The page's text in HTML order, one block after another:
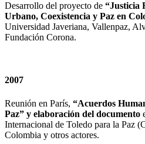
Desarrollo del proyecto de “Justicia
Urbano, Coexistencia y Paz en
Universidad Javeriana, Vallenpaz,
Fundación Corona.
2007
Reunión en París, “Acuerdos
Paz” y elaboración del documento
Internacional de Toledo para la Paz
Colombia y otros actores.